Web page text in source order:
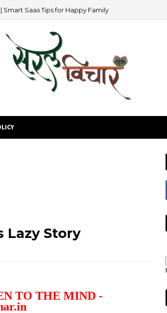
| Smart Saas Tips for Happy Family
Lazy Story